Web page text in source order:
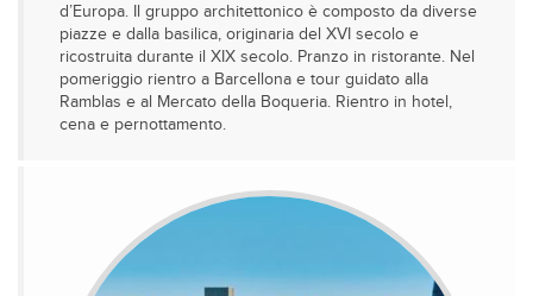
d’Europa. Il gruppo architettonico è composto da diverse
piazze e dalla basilica, originaria del XVI secolo e
ricostruita durante il XIX secolo. Pranzo in ristorante. Nel
pomeriggio rientro a Barcellona e tour guidato alla
Ramblas e al Mercato della Boqueria. Rientro in hotel,
cena e pernottamento.